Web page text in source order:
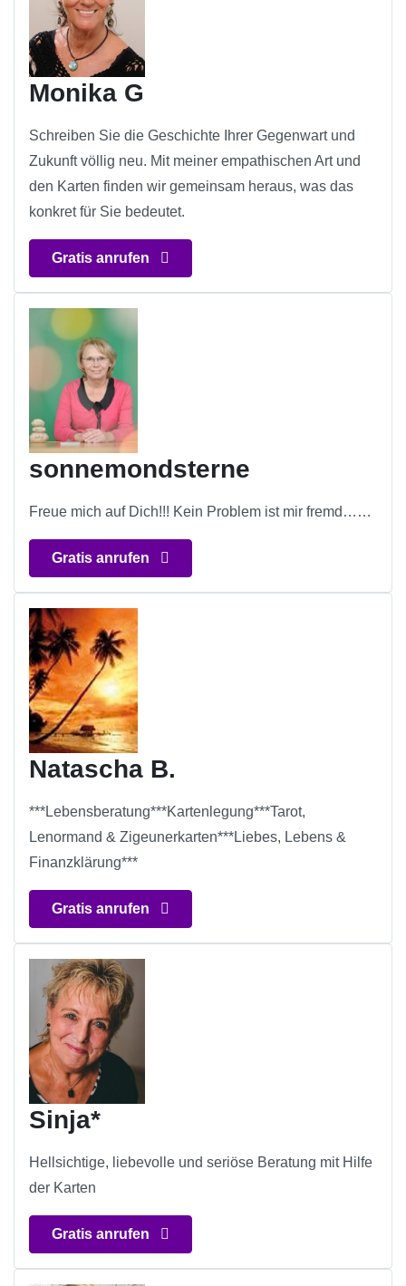
Monika G
Schreiben Sie die Geschichte Ihrer Gegenwart und
Zukunft völlig neu. Mit meiner empathischen Art und
den Karten finden wir gemeinsam heraus, was das
konkret für Sie bedeutet.
Gratis anrufen
sonnemondsterne
Freue mich auf Dich!!! Kein Problem ist mir fremd……
Gratis anrufen
Natascha B.
***Lebensberatung***Kartenlegung***Tarot,
Lenormand & Zigeunerkarten***Liebes, Lebens &
Finanzklärung***
Gratis anrufen
Sinja*
Hellsichtige, liebevolle und seriöse Beratung mit Hilfe
der Karten
Gratis anrufen